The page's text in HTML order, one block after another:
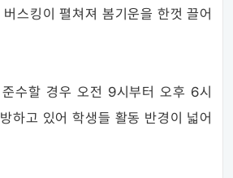
스킹이 펼쳐져 봄기운을 한껏 끌어
수할 경우 오전 9시부터 오후 6시
하고 있어 학생들 활동 반경이 넓어